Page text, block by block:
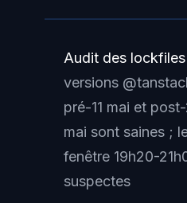
Audit des lockfiles
versions
pré-11 mai et
mai sont saines ;
fenêtre 19h20-
suspectes